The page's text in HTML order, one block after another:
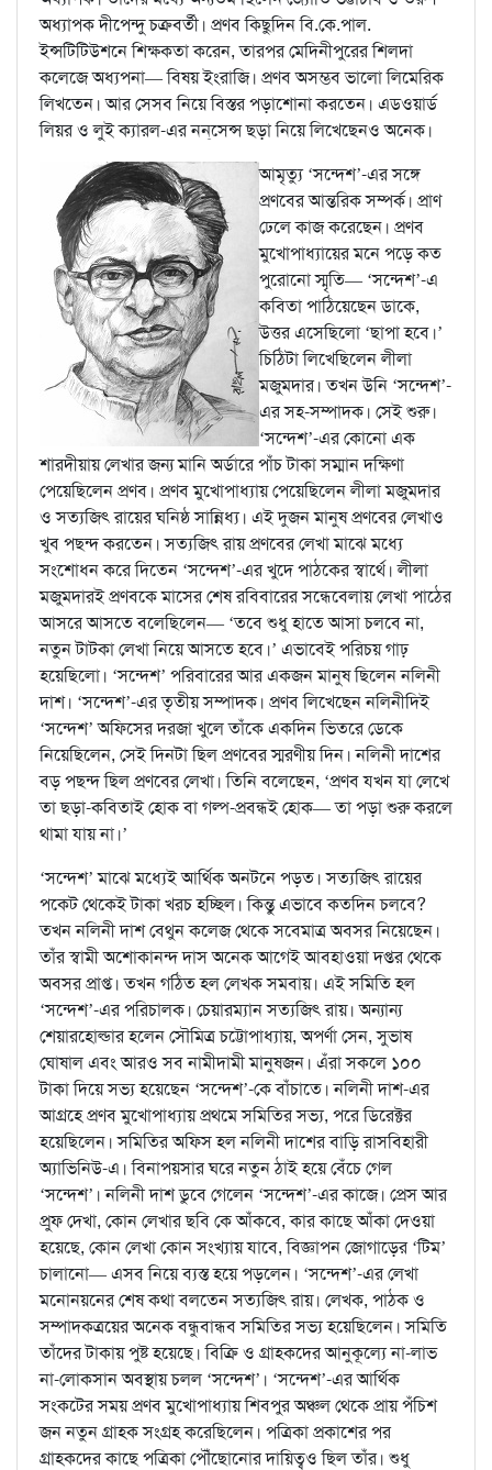
অধ্যাপক দীপেন্দু চক্রবর্তী। প্রণব কিছুদিন বি.কে.পাল.
ইন্সটিটিউশনে শিক্ষকতা করেন, তারপর মেদিনীপুরের শিলদা
কলেজে অধ্যপনা— বিষয় ইংরাজি। প্রণব অসম্ভব ভালো লিমেরিক
লিখতেন। আর সেসব নিয়ে বিস্তর পড়াশোনা করতেন। এডওয়ার্ড
লিয়র ও লুই ক্যারল-এর নন্‌সেন্স ছড়া নিয়ে লিখেছেনও অনেক।
আমৃত্যু ‘সন্দেশ’-এর সঙ্গে
প্রণবের আন্তরিক সম্পর্ক। প্রাণ
ঢেলে কাজ করেছেন। প্রণব
মুখোপাধ্যায়ের মনে পড়ে কত
পুরোনো স্মৃতি— ‘সন্দেশ’-এ
কবিতা পাঠিয়েছেন ডাকে,
উত্তর এসেছিলো ‘ছাপা হবে।’
চিঠিটা লিখেছিলেন লীলা
মজুমদার। তখন উনি ‘সন্দেশ’-
এর সহ-সম্পাদক। সেই শুরু।
‘সন্দেশ’-এর কোনো এক
শারদীয়ায় লেখার জন্য মানি অর্ডারে পাঁচ টাকা সম্মান দক্ষিণা
পেয়েছিলেন প্রণব। প্রণব মুখোপাধ্যায় পেয়েছিলেন লীলা মজুমদার
ও সত্যজিৎ রায়ের ঘনিষ্ঠ সান্নিধ্য। এই দুজন মানুষ প্রণবের লেখাও
খুব পছন্দ করতেন। সত্যজিৎ রায় প্রণবের লেখা মাঝে মধ্যে
সংশোধন করে দিতেন ‘সন্দেশ’-এর খুদে পাঠকের স্বার্থে। লীলা
মজুমদারই প্রণবকে মাসের শেষ রবিবারের সন্ধেবেলায় লেখা পাঠের
আসরে আসতে বলেছিলেন— ‘তবে শুধু হাতে আসা চলবে না,
নতুন টাটকা লেখা নিয়ে আসতে হবে।’ এভাবেই পরিচয় গাঢ়
হয়েছিলো। ‘সন্দেশ’ পরিবারের আর একজন মানুষ ছিলেন নলিনী
দাশ। ‘সন্দেশ’-এর তৃতীয় সম্পাদক। প্রণব লিখেছেন নলিনীদিই
‘সন্দেশ’ অফিসের দরজা খুলে তাঁকে একদিন ভিতরে ডেকে
নিয়েছিলেন, সেই দিনটা ছিল প্রণবের স্মরণীয় দিন। নলিনী দাশের
বড় পছন্দ ছিল প্রণবের লেখা। তিনি বলেছেন, ‘প্রণব যখন যা লেখে
তা ছড়া-কবিতাই হোক বা গল্প-প্রবন্ধই হোক— তা পড়া শুরু করলে
থামা যায় না।’
‘সন্দেশ’ মাঝে মধ্যেই আর্থিক অনটনে পড়ত। সত্যজিৎ রায়ের
পকেট থেকেই টাকা খরচ হচ্ছিল। কিন্তু এভাবে কতদিন চলবে?
তখন নলিনী দাশ বেথুন কলেজ থেকে সবেমাত্র অবসর নিয়েছেন।
তাঁর স্বামী অশোকানন্দ দাস অনেক আগেই আবহাওয়া দপ্তর থেকে
অবসর প্রাপ্ত। তখন গঠিত হল লেখক সমবায়। এই সমিতি হল
‘সন্দেশ’-এর পরিচালক। চেয়ারম্যান সত্যজিৎ রায়। অন্যান্য
শেয়ারহোল্ডার হলেন সৌমিত্র চট্টোপাধ্যায়, অপর্ণা সেন, সুভাষ
ঘোষাল এবং আরও সব নামীদামী মানুষজন। এঁরা সকলে ১০০
টাকা দিয়ে সভ্য হয়েছেন ‘সন্দেশ’-কে বাঁচাতে। নলিনী দাশ-এর
আগ্রহে প্রণব মুখোপাধ্যায় প্রথমে সমিতির সভ্য, পরে ডিরেক্টর
হয়েছিলেন। সমিতির অফিস হল নলিনী দাশের বাড়ি রাসবিহারী
অ্যাভিনিউ-এ। বিনাপয়সার ঘরে নতুন ঠাই হয়ে বেঁচে গেল
‘সন্দেশ’। নলিনী দাশ ডুবে গেলেন ‘সন্দেশ’-এর কাজে। প্রেস আর
প্রুফ দেখা, কোন লেখার ছবি কে আঁকবে, কার কাছে আঁকা দেওয়া
হয়েছে, কোন লেখা কোন সংখ্যায় যাবে, বিজ্ঞাপন জোগাড়ের ‘টিম’
চালানো— এসব নিয়ে ব্যস্ত হয়ে পড়লেন। ‘সন্দেশ’-এর লেখা
মনোনয়নের শেষ কথা বলতেন সত্যজিৎ রায়। লেখক, পাঠক ও
সম্পাদকত্রয়ের অনেক বন্ধুবান্ধব সমিতির সভ্য হয়েছিলেন। সমিতি
তাঁদের টাকায় পুষ্ট হয়েছে। বিক্রি ও গ্রাহকদের আনুকূল্যে না-লাভ
না-লোকসান অবস্থায় চলল ‘সন্দেশ’। ‘সন্দেশ’-এর আর্থিক
সংকটের সময় প্রণব মুখোপাধ্যায় শিবপুর অঞ্চল থেকে প্রায় পঁচিশ
জন নতুন গ্রাহক সংগ্রহ করেছিলেন। পত্রিকা প্রকাশের পর
গ্রাহকদের কাছে পত্রিকা পৌঁছোনোর দায়িত্বও ছিল তাঁর। শুধু